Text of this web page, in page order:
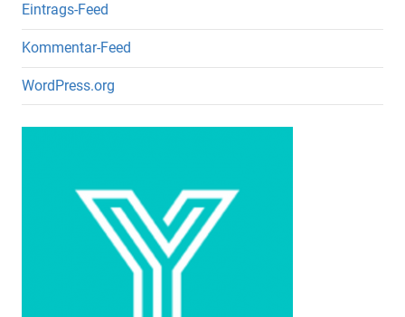
Eintrags-Feed
Kommentar-Feed
WordPress.org